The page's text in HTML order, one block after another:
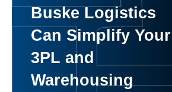
Buske Logistics
Can Simplify Your
3PL and
Warehousing